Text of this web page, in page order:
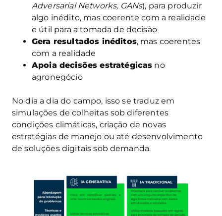
Adversarial Networks, GANs), para produzir
algo inédito, mas coerente com a realidade
e útil para a tomada de decisão
Gera resultados inéditos, mas coerentes
com a realidade
Apoia decisões estratégicas no
agronegócio
No dia a dia do campo, isso se traduz em
simulações de colheitas sob diferentes
condições climáticas, criação de novas
estratégias de manejo ou até desenvolvimento
de soluções digitais sob demanda.